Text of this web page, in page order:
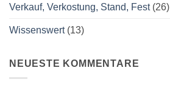
Verkauf, Verkostung, Stand, Fest(26)
Wissenswert(13)
NEUESTE KOMMENTARE